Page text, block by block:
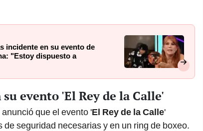
incidente en su evento de
"Estoy dispuesto a
evento 'El Rey de la Calle'
que el evento 'El Rey de la Calle'
seguridad necesarias y en un ring de boxeo.